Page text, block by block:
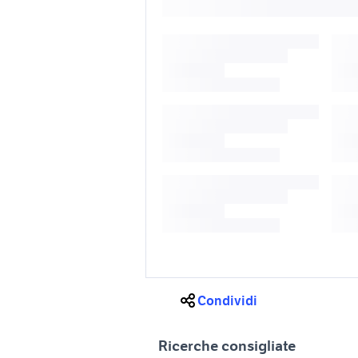
Condividi
Ricerche consigliate